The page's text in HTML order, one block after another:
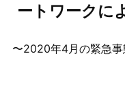
ートワークに
〜2020年4月の緊急